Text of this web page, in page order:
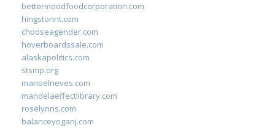
bettermoodfoodcorporation.com
hingstonnt.com
chooseagender.com
hoverboardssale.com
alaskapolitics.com
stsmp.org
manoelneves.com
mandelaeffectlibrary.com
roselynns.com
balanceyoganj.com